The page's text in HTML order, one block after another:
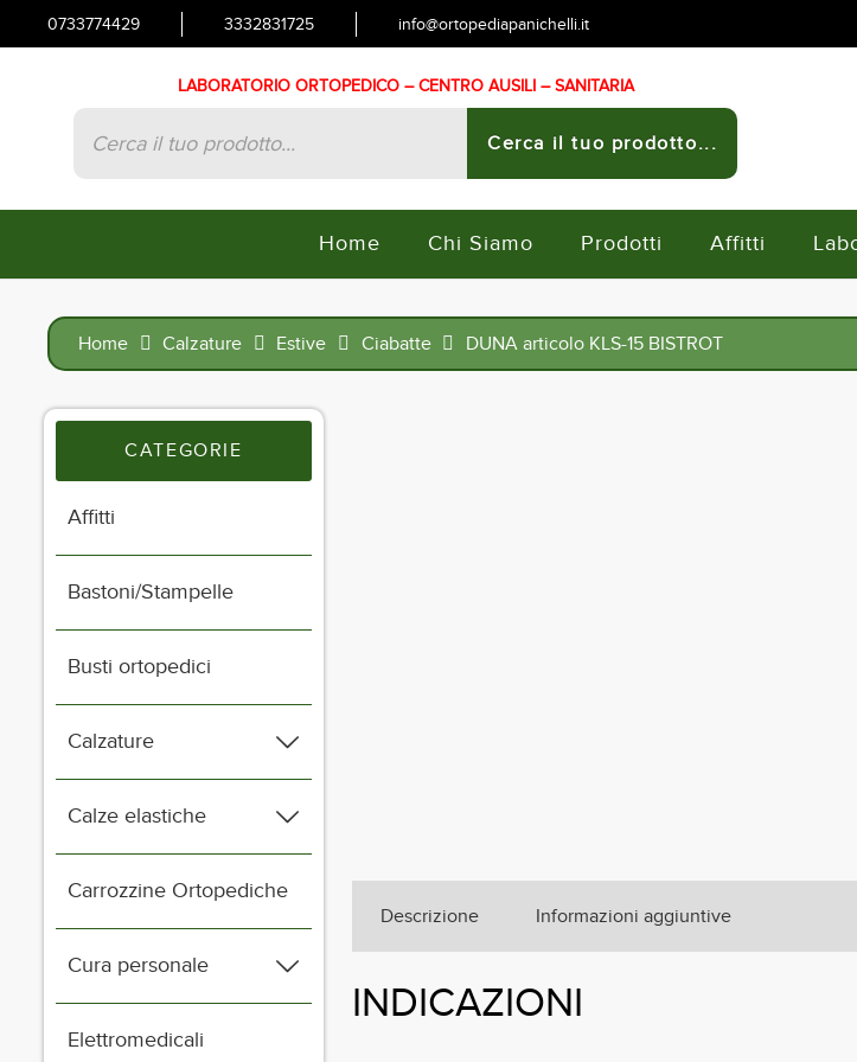
0733774429 3332831725 info@ortopediapanichelli.it
LABORATORIO ORTOPEDICO – CENTRO AUSILI – SANITARIA
search
Cerca il tuo prodotto...
Home Chi Siamo Prodotti Affitti
Home Calzature Estive Ciabatte DUNA articolo KLS-15 BISTROT
Descrizione Informazioni aggiuntive
INDICAZIONI
CATEGORIE
Affitti
Bastoni/Stampelle
Busti ortopedici
Calzature
Calze elastiche
Carrozzine Ortopediche
Cura personale
Elettromedicali